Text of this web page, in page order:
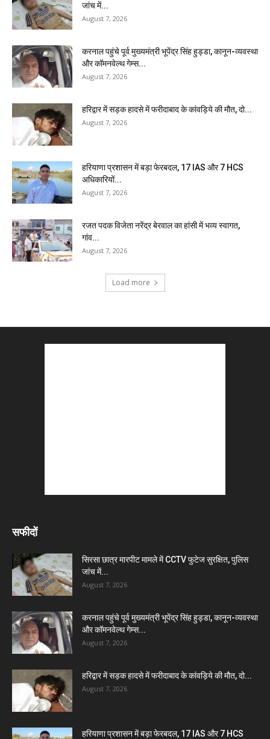
जांच में...
August 7, 2026
करनाल पहुंचे पूर्व मुख्यमंत्री भूपेंद्र सिंह हुड्डा, कानून-व्यवस्था
और कॉमनवेल्थ गेम्स...
August 7, 2026
हरिद्वार में सड़क हादसे में फरीदाबाद के कांवड़िये की मौत, दो...
August 7, 2026
हरियाणा प्रशासन में बड़ा फेरबदल, 17 IAS और 7 HCS
अधिकारियों...
August 7, 2026
रजत पदक विजेता नरेंद्र बेरवाल का हांसी में भव्य स्वागत,
गांव...
August 7, 2026
Load more
सफीदों
सिरसा छात्र मारपीट मामले में CCTV फुटेज सुरक्षित, पुलिस
जांच में...
August 7, 2026
करनाल पहुंचे पूर्व मुख्यमंत्री भूपेंद्र सिंह हुड्डा, कानून-व्यवस्था
और कॉमनवेल्थ गेम्स...
August 7, 2026
हरिद्वार में सड़क हादसे में फरीदाबाद के कांवड़िये की मौत, दो...
August 7, 2026
हरियाणा प्रशासन में बड़ा फेरबदल, 17 IAS और 7 HCS